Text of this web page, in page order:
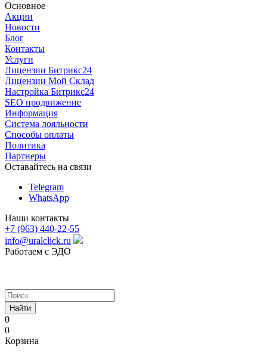
Основное
Акции
Новости
Блог
Контакты
Услуги
Лицензии Битрикс24
Лицензии Мой Склад
Настройка Битрикс24
SEO продвижение
Информация
Система лояльности
Способы оплаты
Политика
Партнеры
Оставайтесь на связи
Telegram
WhatsApp
Наши контакты
+7 (963) 440-22-55
info@uralclick.ru
Работаем с ЭДО
Найти
0
0
Корзина